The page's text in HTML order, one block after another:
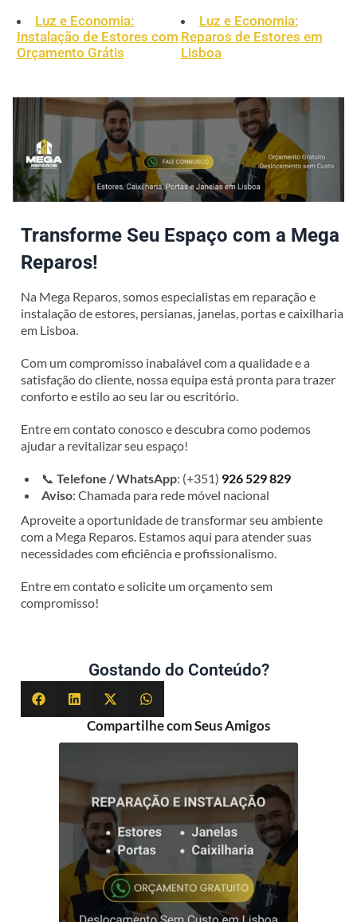
Luz e Economia:
Instalação de Estores com
Orçamento Grátis
Luz e Economia:
Reparos de Estores em
Lisboa
Transforme Seu Espaço com a Mega
Reparos!
Na Mega Reparos, somos especialistas em reparação e
instalação de estores, persianas, janelas, portas e caixilharia
em Lisboa.
Com um compromisso inabalável com a qualidade e a
satisfação do cliente, nossa equipa está pronta para trazer
conforto e estilo ao seu lar ou escritório.
Entre em contato conosco e descubra como podemos
ajudar a revitalizar seu espaço!
📞Telefone / WhatsApp: (+351) 926 529 829
Aviso: Chamada para rede móvel nacional
Aproveite a oportunidade de transformar seu ambiente
com a Mega Reparos. Estamos aqui para atender suas
necessidades com eficiência e profissionalismo.
Entre em contato e solicite um orçamento sem
compromisso!
Gostando do Conteúdo?
Compartilhe com Seus Amigos